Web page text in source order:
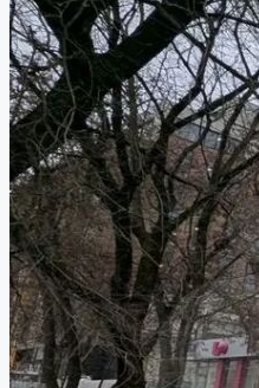
О компании
О нас
Работа в компании